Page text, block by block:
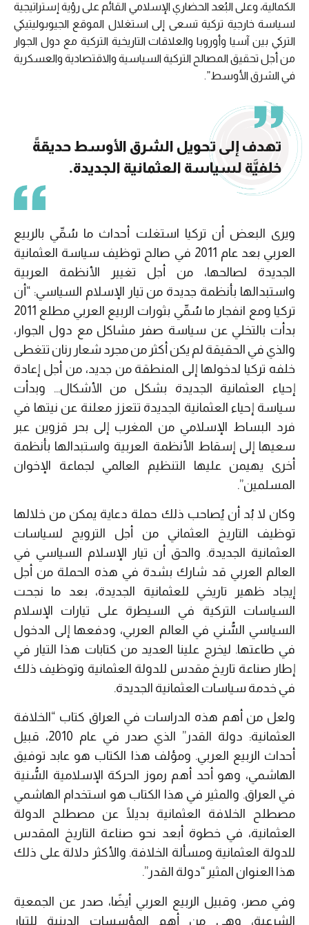
الكمالية، وعلى البُعد الحضاري الإسلامي القائم على رؤية إستراتيجية
لسياسة خارجية تركية تسعى إلى استغلال الموقع الجيوبوليتيكي
التركي بين آسيا وأوروبا والعلاقات التاريخية التركية مع دول الجوار
من أجل تحقيق المصالح التركية السياسية والاقتصادية والعسكرية
في الشرق الأوسط”.
تهدف إلى تحويل الشرق الأوسط حديقةً
خلفيَّة لسياسة العثمانية الجديدة.
ويرى البعض أن تركيا استغلت أحداث ما سُمِّي بالربيع
العربي بعد عام 2011 في صالح توظيف سياسة العثمانية
الجديدة لصالحها، من أجل تغيير الأنظمة العربية
واستبدالها بأنظمة جديدة من تيار الإسلام السياسي: “أن
تركيا ومع انفجار ما سُمِّي بثورات الربيع العربي مطلع 2011
بدأت بالتخلي عن سياسة صفر مشاكل مع دول الجوار،
والذي في الحقيقة لم يكن أكثر من مجرد شعار رنان تتغطى
خلفه تركيا لدخولها إلى المنطقة من جديد، من أجل إعادة
إحياء العثمانية الجديدة بشكل من الأشكال… وبدأت
سياسة إحياء العثمانية الجديدة تتعزز معلنة عن نيتها في
فرد البساط الإسلامي من المغرب إلى بحر قزوين عبر
سعيها إلى إسقاط الأنظمة العربية واستبدالها بأنظمة
أخرى يهيمن عليها التنظيم العالمي لجماعة الإخوان
المسلمين”.
وكان لا بُد أن يُصاحب ذلك حملة دعاية يمكن من خلالها
توظيف التاريخ العثماني من أجل الترويج لسياسات
العثمانية الجديدة. والحق أن تيار الإسلام السياسي في
العالم العربي قد شارك بشدة في هذه الحملة من أجل
إيجاد ظهير تاريخي للعثمانية الجديدة، بعد ما نجحت
السياسات التركية في السيطرة على تيارات الإسلام
السياسي السُّني في العالم العربي، ودفعها إلى الدخول
في طاعتها. ليخرج علينا العديد من كتابات هذا التيار في
إطار صناعة تاريخ مقدس للدولة العثمانية وتوظيف ذلك
في خدمة سياسات العثمانية الجديدة.
ولعل من أهم هذه الدراسات في العراق كتاب “الخلافة
العثمانية: دولة القدر” الذي صدر في عام 2010، قبيل
أحداث الربيع العربي. ومؤلف هذا الكتاب هو عابد توفيق
الهاشمي، وهو أحد أهم رموز الحركة الإسلامية السُّنية
في العراق. والمثير في هذا الكتاب هو استخدام الهاشمي
مصطلح الخلافة العثمانية بديلًا عن مصطلح الدولة
العثمانية، في خطوة أبعد نحو صناعة التاريخ المقدس
للدولة العثمانية ومسألة الخلافة. والأكثر دلالة على ذلك
هذا العنوان المثير “دولة القدر”.
وفي مصر، وقبيل الربيع العربي أيضًا، صدر عن الجمعية
الشرعية، وهي من أهم المؤسسات الدينية للتيار